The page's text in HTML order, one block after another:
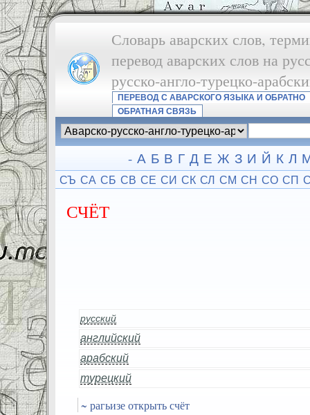
Словарь аварских слов,
перевод аварских слов на
русско-англо-турецко-
ПЕРЕВОД С АВАРСКОГО ЯЗЫКА И ОБРАТНО
ОБРАТНАЯ СВЯЗЬ
- А Б В Г Д Е Ж З И Й К Л
СЪ СА СБ СВ СЕ СИ СК СЛ СМ СН СО СП
СЧЁТ
русский
английский
арабский
турецкий
~ рагьизе открыть счёт